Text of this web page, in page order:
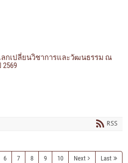
กเปลี่ยนวิชาการและวัฒนธรรม ณ
RSS
6 7 8 9 10 Next Last